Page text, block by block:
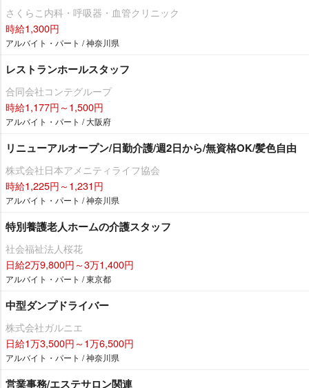
さくらこ内科・呼吸器・血管クリニック
時給1,300円
アルバイト・パート / 神奈川県
レストランホールスタッフ
合同会社コンテグループ
時給1,177円～1,500円
アルバイト・パート / 大阪府
リニューアルオープン/日勤介護/週2日から/無資格OK/髪色自由
株式会社日本アメニティライフ協会
時給1,225円～1,231円
アルバイト・パート / 神奈川県
特別養護老人ホームの介護スタッフ
社会福祉法人桜花
日給2万9,800円～3万1,400円
アルバイト・パート / 東京都
中型ダンプドライバー
株式会社ガルニエ
日給1万3,500円～1万6,500円
アルバイト・パート / 神奈川県
営業事務/エステサロン関連